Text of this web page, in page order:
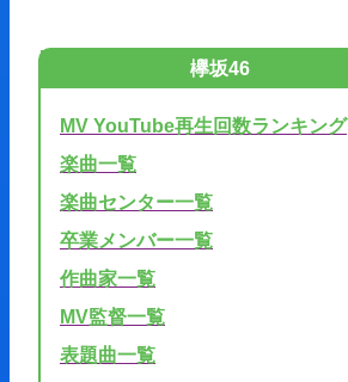
欅坂46
MV YouTube再生回数ランキング
楽曲一覧
楽曲センター一覧
卒業メンバー一覧
作曲家一覧
MV監督一覧
表題曲一覧